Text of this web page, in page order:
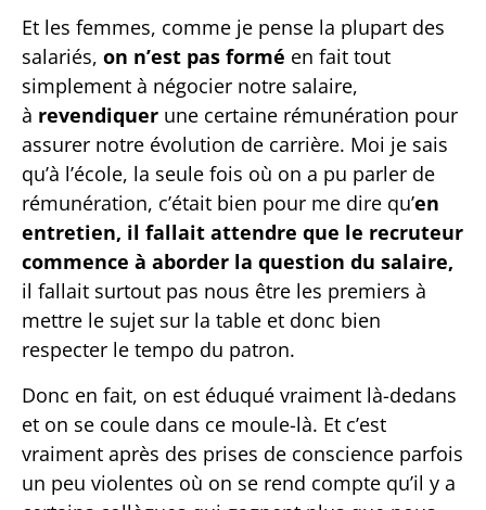
Et les femmes, comme je pense la plupart des
salariés, on n’est pas formé en fait tout
simplement à négocier notre salaire,
à revendiquer une certaine rémunération pour
assurer notre évolution de carrière. Moi je sais
qu’à l’école, la seule fois où on a pu parler de
rémunération, c’était bien pour me dire qu’en
entretien, il fallait attendre que le recruteur
commence à aborder la question du salaire,
il fallait surtout pas nous être les premiers à
mettre le sujet sur la table et donc bien
respecter le tempo du patron.
Donc en fait, on est éduqué vraiment là-dedans
et on se coule dans ce moule-là. Et c’est
vraiment après des prises de conscience parfois
un peu violentes où on se rend compte qu’il y a